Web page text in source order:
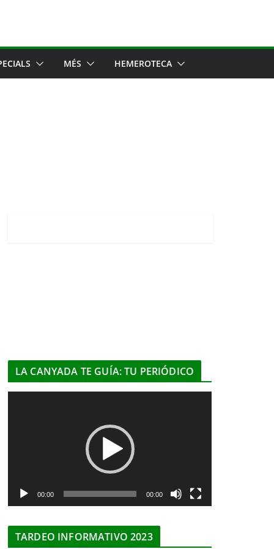
MÉS HEMEROTECA
LA CANYADA TE GUÍA: TU PERIÓDICO
c
00:00 00:00
TARDEO INFORMATIVO 2023